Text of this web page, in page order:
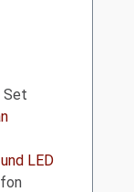
Set
LED